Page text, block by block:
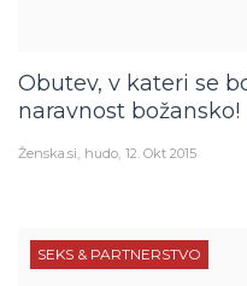
Obutev, v kateri se
naravnost božansko!
Ženska.si hudo 12. Okt 2015
SEKS & PARTNERSTVO